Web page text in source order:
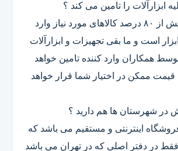
ابزارآلات را تامین می کند ؟
ابزار بلوط در بیش از ۸۰ درصد کالاهای مورد نیاز وارد
است و ما بقی تجهیزات و ابزارآلات
همکاران وارد کننده تامین خواهد
قیمت ممکن در اختیار شما قرار خواهد
در شهرستان ها هم دارید ؟
اینترنتی و مستقیم می باشد که
در دفتر اصلی که در تهران می باشد